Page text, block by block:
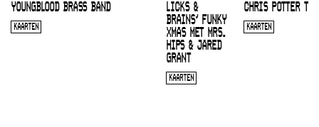
YOUNGBLOOD BRASS BAND
KAARTEN
LICKS &
BRAINS’ FUNKY
XMAS MET MRS.
HIPS & JARED
GRANT
KAARTEN
CHRIS POTTER
KAARTEN